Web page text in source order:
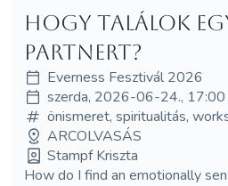
Hogy találok
partnert?
Everness Fesztivál 2026
szerda, 2026-06-24.,
önismeret, spiritualitás,
ARCOLVASÁS
Stampf Kriszta
How do I find an emotionally